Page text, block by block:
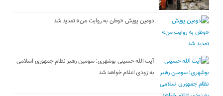
دومین پویش «وطن به روایت من» تمدید شد
آیت الله حسینی بوشهری: سومین رهبر نظام جمهوری اسلامی
به زودی اعلام خواهد شد